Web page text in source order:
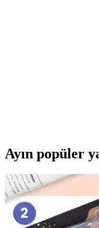
Combinal Kirpik Lifting
uzun süre kalıcı etkiler
Gözleri belirginleştirir
Ayın popüler